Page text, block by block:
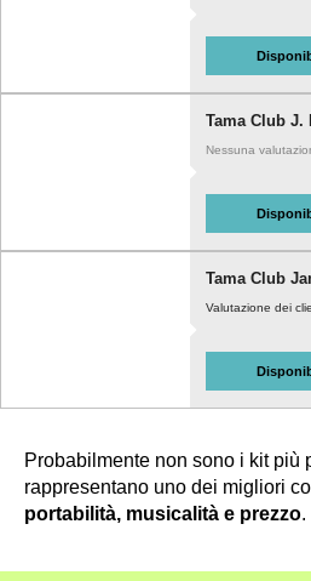
Tama Club J.
Nessuna
Tama Club
Valutazione dei
Probabilmente non sono i kit più
rappresentano uno dei migliori
portabilità, musicalità e prezzo.